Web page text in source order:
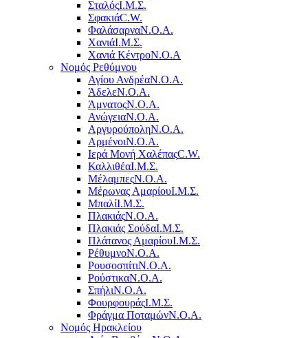
ΣταλόςΙ.Μ.Σ.
ΣφακιάC.W.
ΦαλάσαρναΝ.Ο.Α.
ΧανιάΙ.Μ.Σ.
Χανιά ΚέντροN.O.A
Νομός Ρεθύμνου
Αγίου ΑνδρέαΝ.Ο.Α.
ΆδελεΝ.Ο.Α.
ΆμνατοςΝ.Ο.Α.
ΑνώγειαΝ.Ο.Α.
ΑργυρούποληΝ.Ο.Α.
ΑρμένοιΝ.Ο.Α.
Ιερά Μονή ΧαλέπαςC.W.
ΚαλλιθέαΙ.Μ.Σ.
ΜέλαμπεςΝ.Ο.Α.
Μέρωνας ΑμαρίουΙ.Μ.Σ.
ΜπαλίΙ.Μ.Σ.
ΠλακιάςΝ.Ο.Α.
Πλακιάς ΣούδαΙ.Μ.Σ.
Πλάτανος ΑμαρίουΙ.Μ.Σ.
ΡέθυμνοΝ.Ο.Α.
ΡουσοσπίτιΝ.Ο.Α.
ΡούστικαΝ.Ο.Α.
ΣπήλιΝ.Ο.Α.
ΦουρφουράςΙ.Μ.Σ.
Φράγμα ΠοταμώνΝ.Ο.Α.
Νομός Ηρακλείου